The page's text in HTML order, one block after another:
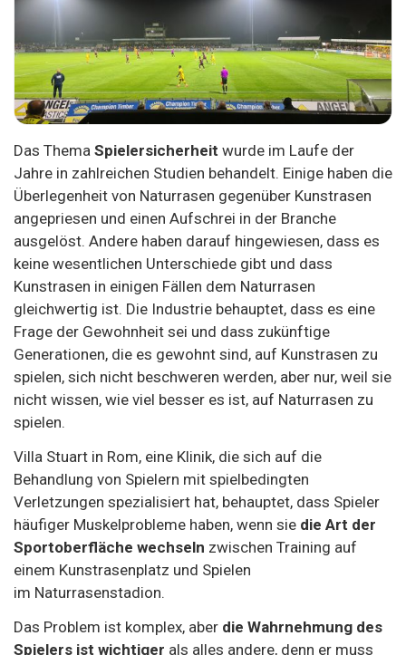
Das Thema Spielersicherheit wurde im Laufe der
Jahre in zahlreichen Studien behandelt. Einige haben die
Überlegenheit von Naturrasen gegenüber Kunstrasen
angepriesen und einen Aufschrei in der Branche
ausgelöst. Andere haben darauf hingewiesen, dass es
keine wesentlichen Unterschiede gibt und dass
Kunstrasen in einigen Fällen dem Naturrasen
gleichwertig ist. Die Industrie behauptet, dass es eine
Frage der Gewohnheit sei und dass zukünftige
Generationen, die es gewohnt sind, auf Kunstrasen zu
spielen, sich nicht beschweren werden, aber nur, weil sie
nicht wissen, wie viel besser es ist, auf Naturrasen zu
spielen.
Villa Stuart in Rom, eine Klinik, die sich auf die
Behandlung von Spielern mit spielbedingten
Verletzungen spezialisiert hat, behauptet, dass Spieler
häufiger Muskelprobleme haben, wenn sie die Art der
Sportoberfläche wechseln zwischen Training auf
einem Kunstrasenplatz und Spielen
im Naturrasenstadion.
Das Problem ist komplex, aber die Wahrnehmung des
Spielers ist wichtiger als alles andere, denn er muss